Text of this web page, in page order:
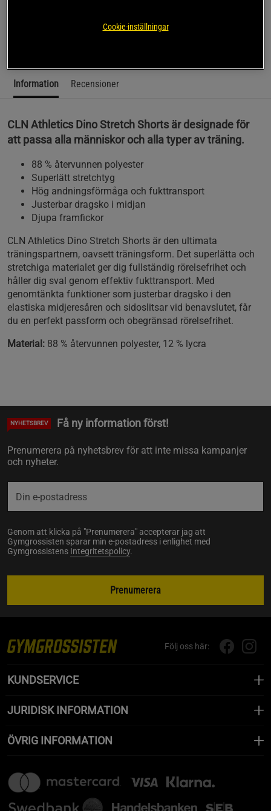
Information Recensioner
CLN Athletics Dino Stretch Shorts är designade för
att passa alla människor och alla typer av träning.
88 % återvunnen polyester
Superlätt stretchtyg
Hög andningsförmåga och fukttransport
Justerbar dragsko i midjan
Djupa framfickor
CLN Athletics Dino Stretch Shorts är den ultimata
träningspartnern, oavsett träningsform. Det superlätta och
stretchiga materialet ger dig fullständig rörelsefrihet och
håller dig sval genom effektiv fukttransport. Med
genomtänkta funktioner som justerbar dragsko i den
elastiska midjeresåren och sidoslitsar vid benavslutet, får
du en perfekt passform och obegränsad rörelsefrihet.
Material: 88 % återvunnen polyester, 12 % lycra
NYHETSBREV Få ny information först!
Prenumerera på nyhetsbrev för att inte missa kampanjer
och nyheter.
Genom att klicka på "Prenumerera" accepterar jag att
Gymgrossisten sparar min e-postadress i enlighet med
Gymgrossistens Integritetspolicy.
Prenumerera
Följ oss här:
KUNDSERVICE
JURIDISK INFORMATION
ÖVRIG INFORMATION
Cookie-inställningar